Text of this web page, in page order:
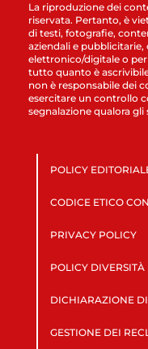
La riproduzione dei
riservata. Pertanto, è
di testi, fotografie,
aziendali e
elettronico/digitale o
tutto quanto è
non è responsabile dei
esercitare un controllo
segnalazione qualora
POLICY
CODICE ETICO
PRIVACY POLICY
POLICY DIVERSITÀ
DICHIARAZIONE
GESTIONE DEI